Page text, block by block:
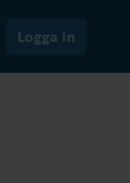
Logga in